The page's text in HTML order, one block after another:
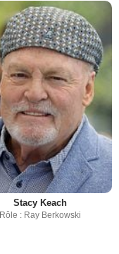
Stacy Keach
Rôle : Ray Berkowski